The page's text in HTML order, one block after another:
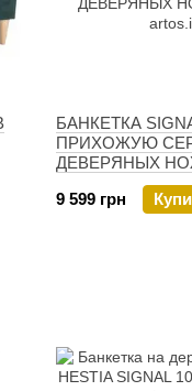
БАНКЕТКА
ПРИХОЖУЮ
ДЕВЕРЯНЫХ
9 599 грн